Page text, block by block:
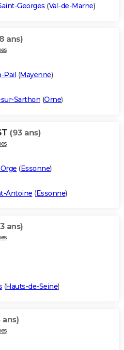
Georges (Val-de-Marne)
ans)
Pail (Mayenne)
Sarthon (Orne)
(93 ans)
(Essonne)
Antoine (Essonne)
ans)
(Hauts-de-Seine)
ans)